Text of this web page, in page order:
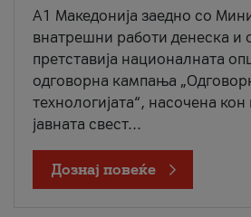
A1 Македонија заедно со
внатрешни работи денеска и
претставија националната
одговорна кампања
технологијата“, насочена
јавната свест...
Дознај повеќе